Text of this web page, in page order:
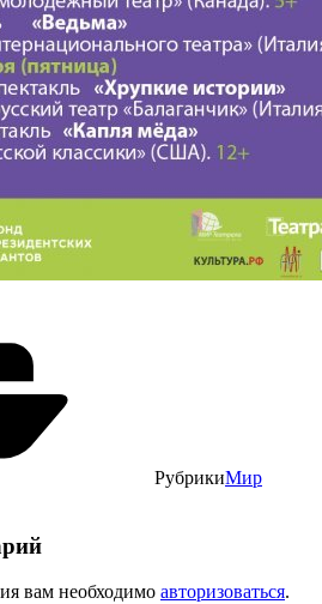
РубрикиМир
вам необходимо авторизоваться.